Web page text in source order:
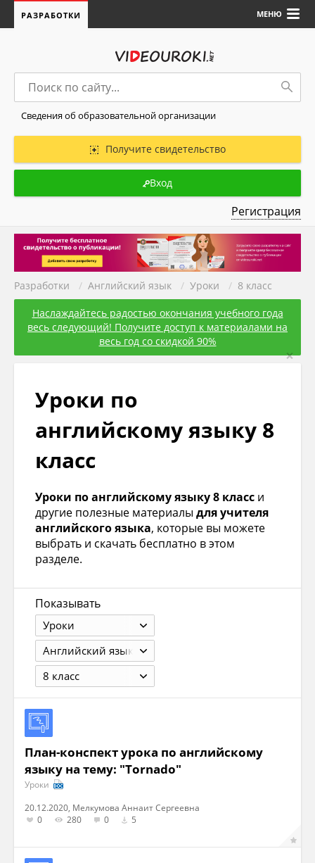
МЕНЮ
РАЗРАБОТКИ
Сведения об образовательной организации
Получите свидетельство
Вход
Регистрация
Разработки / Английский язык / Уроки / 8 класс
Наслаждайтесь радостью окончания учебного года
весь следующий! Получите доступ к материалами на
весь год со скидкой 90%
×
Уроки по
английскому языку 8
класс
Уроки по английскому языку 8 класс и
другие полезные материалы для учителя
английского языка, которые вы можете
выбрать и скачать бесплатно в этом
разделе.
Показывать
Уроки
Английский язык
8 класс
План-конспект урока по английскому
языку на тему: "Tornado"
Уроки
20.12.2020, Мелкумова Аннаит Сергеевна
0
280 0 5